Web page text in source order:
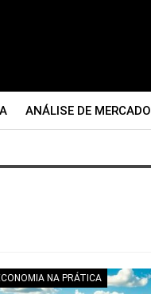
ANÁLISE DE MERCADO
NA PRÁTICA